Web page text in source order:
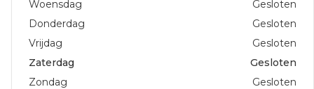
Woensdag
Gesloten
Donderdag
Gesloten
Vrijdag
Gesloten
Zaterdag
Gesloten
Zondag
Gesloten